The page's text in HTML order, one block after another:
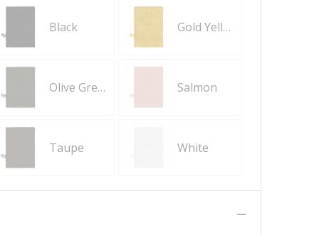
Black Gold Yellow
Olive Green Salmon
Taupe White